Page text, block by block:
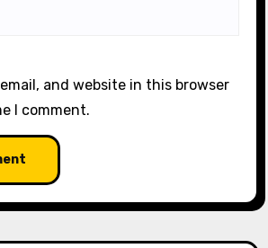
and website in this browser
I comment.